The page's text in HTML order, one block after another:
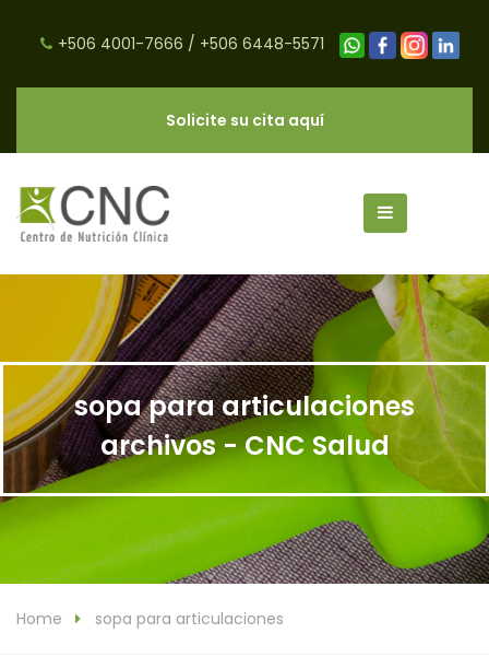
+506 4001-7666 / +506 6448-5571
Solicite su cita aquí
sopa para articulaciones
archivos - CNC Salud
Home sopa para articulaciones